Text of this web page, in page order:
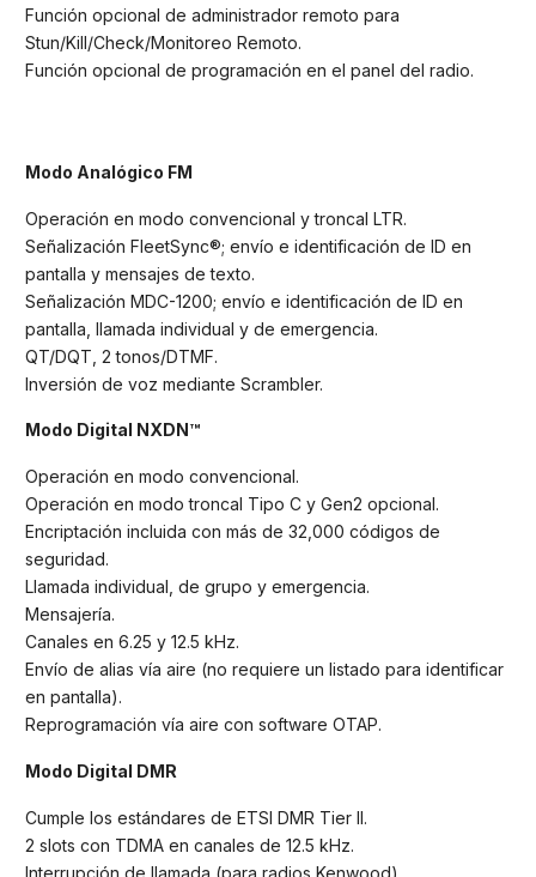
Función opcional de administrador remoto para
Stun/Kill/Check/Monitoreo Remoto.
Función opcional de programación en el panel del radio.
Modo Analógico FM
Operación en modo convencional y troncal LTR.
Señalización FleetSync®; envío e identificación de ID en
pantalla y mensajes de texto.
Señalización MDC-1200; envío e identificación de ID en
pantalla, llamada individual y de emergencia.
QT/DQT, 2 tonos/DTMF.
Inversión de voz mediante Scrambler.
Modo Digital NXDN™
Operación en modo convencional.
Operación en modo troncal Tipo C y Gen2 opcional.
Encriptación incluida con más de 32,000 códigos de
seguridad.
Llamada individual, de grupo y emergencia.
Mensajería.
Canales en 6.25 y 12.5 kHz.
Envío de alias vía aire (no requiere un listado para identificar
en pantalla).
Reprogramación vía aire con software OTAP.
Modo Digital DMR
Cumple los estándares de ETSI DMR Tier II.
2 slots con TDMA en canales de 12.5 kHz.
Interrupción de llamada (para radios Kenwood).